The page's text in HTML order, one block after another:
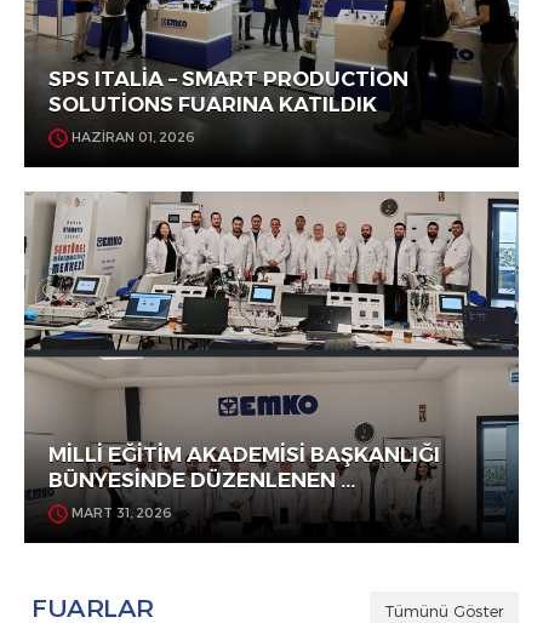
SPS ITALİA – SMART PRODUCTİON
SOLUTİONS FUARINA KATILDIK
HAZİRAN 01, 2026
MİLLİ EĞİTİM AKADEMİSİ BAŞKANLIĞI
BÜNYESİNDE DÜZENLENEN ...
MART 31, 2026
Tümünü Göster
FUARLAR